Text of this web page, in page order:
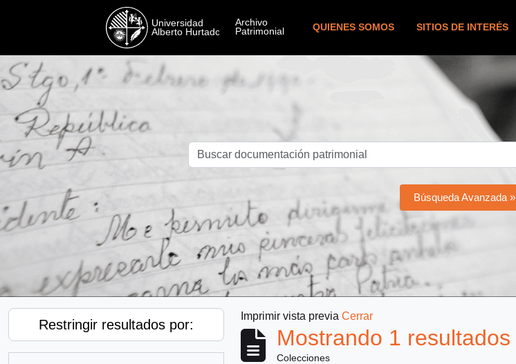
QUIENES SOMOS SITIOS DE INTERÉS
Búsqueda Avanzada »
Restringir resultados por:
Imprimir vista previa Cerrar
Mostrando 1 resultados
Colecciones